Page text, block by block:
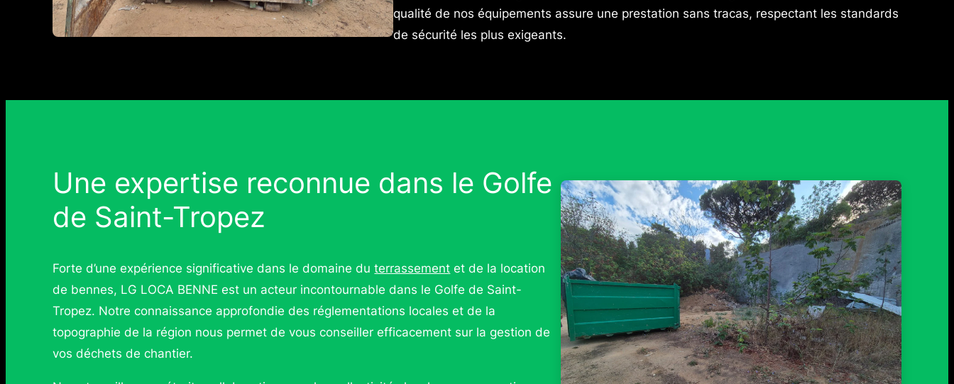
qualité de nos équipements assure une prestation sans tracas, respectant les standards
de sécurité les plus exigeants.
Une expertise reconnue dans le Golfe
de Saint-Tropez
Forte d’une expérience significative dans le domaine duterrassement et de la location
de bennes, LG LOCA BENNE est un acteur incontournable dans le Golfe de Saint-
Tropez. Notre connaissance approfondie des réglementations locales et de la
topographie de la région nous permet de vous conseiller efficacement sur la gestion de
vos déchets de chantier.